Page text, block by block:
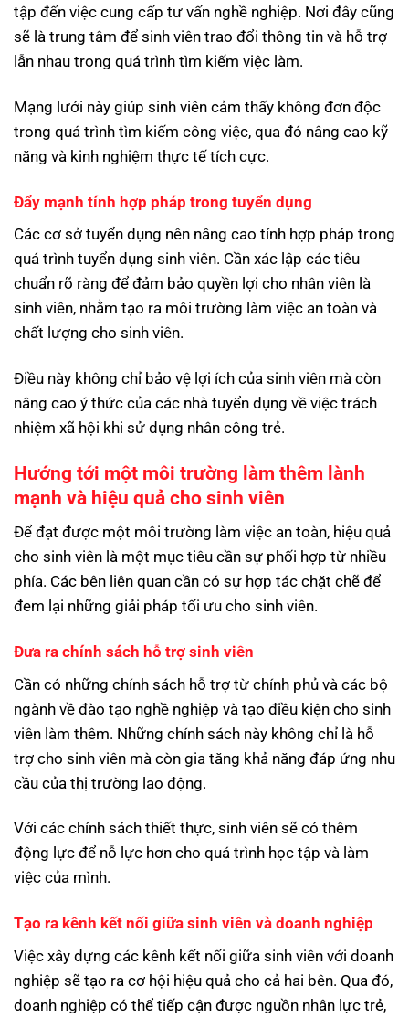
tập đến việc cung cấp tư vấn nghề nghiệp. Nơi đây cũng
sẽ là trung tâm để sinh viên trao đổi thông tin và hỗ trợ
lẫn nhau trong quá trình tìm kiếm việc làm.
Mạng lưới này giúp sinh viên cảm thấy không đơn độc
trong quá trình tìm kiếm công việc, qua đó nâng cao kỹ
năng và kinh nghiệm thực tế tích cực.
Đẩy mạnh tính hợp pháp trong tuyển dụng
Các cơ sở tuyển dụng nên nâng cao tính hợp pháp trong
quá trình tuyển dụng sinh viên. Cần xác lập các tiêu
chuẩn rõ ràng để đảm bảo quyền lợi cho nhân viên là
sinh viên, nhằm tạo ra môi trường làm việc an toàn và
chất lượng cho sinh viên.
Điều này không chỉ bảo vệ lợi ích của sinh viên mà còn
nâng cao ý thức của các nhà tuyển dụng về việc trách
nhiệm xã hội khi sử dụng nhân công trẻ.
Hướng tới một môi trường làm thêm lành
mạnh và hiệu quả cho sinh viên
Để đạt được một môi trường làm việc an toàn, hiệu quả
cho sinh viên là một mục tiêu cần sự phối hợp từ nhiều
phía. Các bên liên quan cần có sự hợp tác chặt chẽ để
đem lại những giải pháp tối ưu cho sinh viên.
Đưa ra chính sách hỗ trợ sinh viên
Cần có những chính sách hỗ trợ từ chính phủ và các bộ
ngành về đào tạo nghề nghiệp và tạo điều kiện cho sinh
viên làm thêm. Những chính sách này không chỉ là hỗ
trợ cho sinh viên mà còn gia tăng khả năng đáp ứng nhu
cầu của thị trường lao động.
Với các chính sách thiết thực, sinh viên sẽ có thêm
động lực để nỗ lực hơn cho quá trình học tập và làm
việc của mình.
Tạo ra kênh kết nối giữa sinh viên và doanh nghiệp
Việc xây dựng các kênh kết nối giữa sinh viên với doanh
nghiệp sẽ tạo ra cơ hội hiệu quả cho cả hai bên. Qua đó,
doanh nghiệp có thể tiếp cận được nguồn nhân lực trẻ,